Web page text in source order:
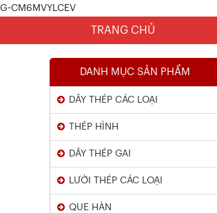
G-CM6MVYLCEV
TRANG CHỦ
DANH MỤC SẢN PHẨM
DÂY THÉP CÁC LOẠI
THÉP HÌNH
DÂY THÉP GAI
LƯỚI THÉP CÁC LOẠI
QUE HÀN
Chứng Chỉ Dây Mạ Kẽm Nhúng